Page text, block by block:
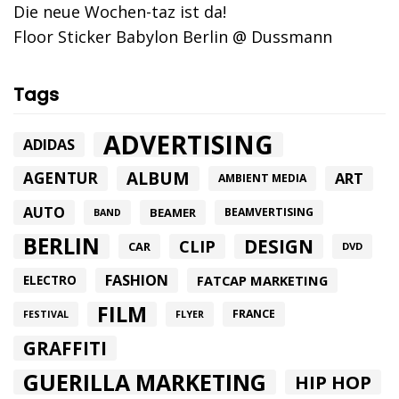
Die neue Wochen-taz ist da!
Floor Sticker Babylon Berlin @ Dussmann
Tags
ADIDAS ADVERTISING
AGENTUR ALBUM AMBIENT MEDIA ART
AUTO BAND BEAMER BEAMVERTISING
BERLIN CAR CLIP DESIGN DVD
ELECTRO FASHION FATCAP MARKETING
FESTIVAL FILM FLYER FRANCE
GRAFFITI
GUERILLA MARKETING HIP HOP